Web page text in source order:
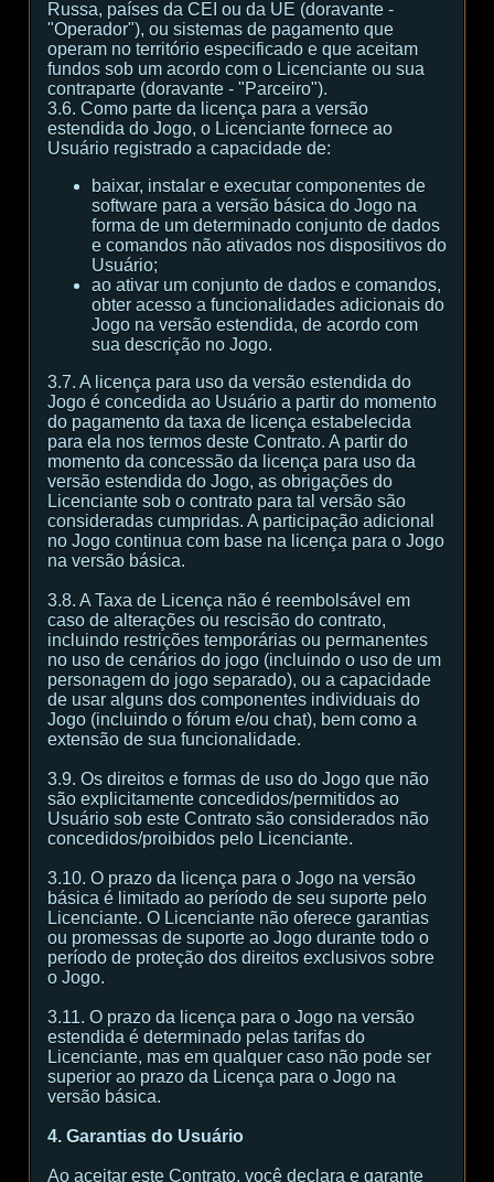
Russa, países da CEI ou da UE (doravante -
"Operador"), ou sistemas de pagamento que
operam no território especificado e que aceitam
fundos sob um acordo com o Licenciante ou sua
contraparte (doravante - "Parceiro").
3.6. Como parte da licença para a versão
estendida do Jogo, o Licenciante fornece ao
Usuário registrado a capacidade de:
baixar, instalar e executar componentes de
software para a versão básica do Jogo na
forma de um determinado conjunto de dados
e comandos não ativados nos dispositivos do
Usuário;
ao ativar um conjunto de dados e comandos,
obter acesso a funcionalidades adicionais do
Jogo na versão estendida, de acordo com
sua descrição no Jogo.
3.7. A licença para uso da versão estendida do
Jogo é concedida ao Usuário a partir do momento
do pagamento da taxa de licença estabelecida
para ela nos termos deste Contrato. A partir do
momento da concessão da licença para uso da
versão estendida do Jogo, as obrigações do
Licenciante sob o contrato para tal versão são
consideradas cumpridas. A participação adicional
no Jogo continua com base na licença para o Jogo
na versão básica.
3.8. A Taxa de Licença não é reembolsável em
caso de alterações ou rescisão do contrato,
incluindo restrições temporárias ou permanentes
no uso de cenários do jogo (incluindo o uso de um
personagem do jogo separado), ou a capacidade
de usar alguns dos componentes individuais do
Jogo (incluindo o fórum e/ou chat), bem como a
extensão de sua funcionalidade.
3.9. Os direitos e formas de uso do Jogo que não
são explicitamente concedidos/permitidos ao
Usuário sob este Contrato são considerados não
concedidos/proibidos pelo Licenciante.
3.10. O prazo da licença para o Jogo na versão
básica é limitado ao período de seu suporte pelo
Licenciante. O Licenciante não oferece garantias
ou promessas de suporte ao Jogo durante todo o
período de proteção dos direitos exclusivos sobre
o Jogo.
3.11. O prazo da licença para o Jogo na versão
estendida é determinado pelas tarifas do
Licenciante, mas em qualquer caso não pode ser
superior ao prazo da Licença para o Jogo na
versão básica.
4. Garantias do Usuário
Ao aceitar este Contrato, você declara e garante